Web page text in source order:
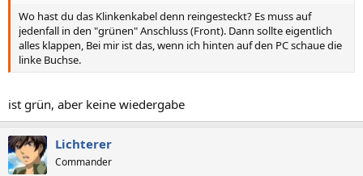
Wo hast du das Klinkenkabel denn reingesteckt? Es muss auf
jedenfall in den "grünen" Anschluss (Front). Dann sollte eigentlich
alles klappen, Bei mir ist das, wenn ich hinten auf den PC schaue die
linke Buchse.
ist grün, aber keine wiedergabe
Lichterer
Commander